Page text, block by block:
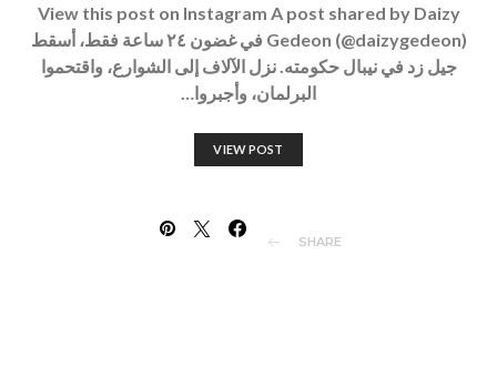
View this post on Instagram A post shared by Daizy
Gedeon (@daizygedeon) في غضون ٢٤ ساعة فقط، أسقط
جيل زد في نيبال حكومته. نزل الآلاف إلى الشوارع، واقتحموا
البرلمان، وأجبروا…
VIEW POST
SHARE